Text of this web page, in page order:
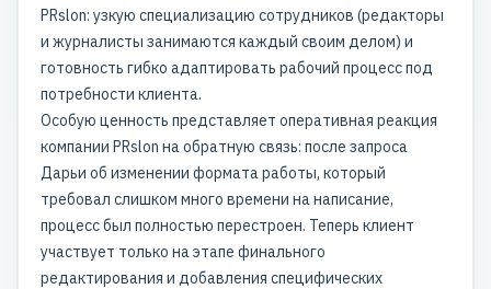
PRslon: узкую специализацию сотрудников (редакторы
и журналисты занимаются каждый своим делом) и
готовность гибко адаптировать рабочий процесс под
потребности клиента.
Особую ценность представляет оперативная реакция
компании PRslon на обратную связь: после запроса
Дарьи об изменении формата работы, который
требовал слишком много времени на написание,
процесс был полностью перестроен. Теперь клиент
участвует только на этапе финального
редактирования и добавления специфических